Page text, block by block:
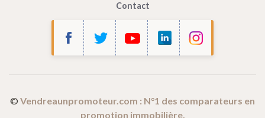
Bonjour c'est nous...
les Cookies !
internet.
Ces cookies sont partagés avec Google (Google Analytics).
Contact
© Vendreaunpromoteur.com : N°1 des comparateurs en
promotion immobilière.